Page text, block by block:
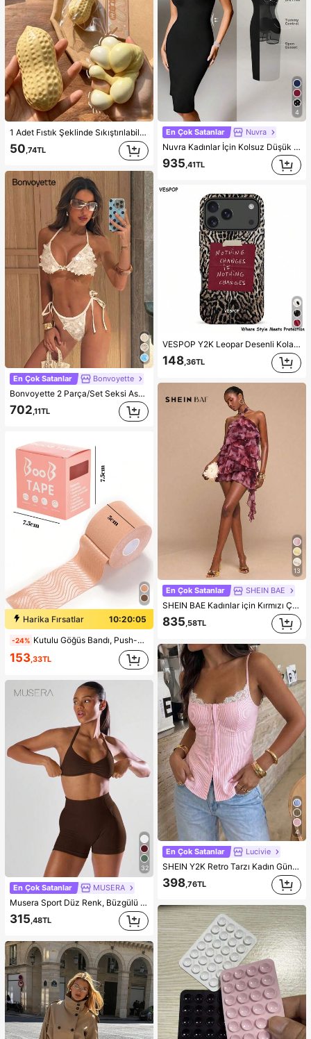
1 Adet Fıstık Şeklinde Sıkıştırılabilir Stres Oyuncağı, Ofis Rahatlaması ve Parti Etkileşimi İçin Uygun, Doğum Günü, Tatil ve Aile Toplantıları İçin Hediye, Stres Giderici
50,74TL
En Çok Satanlar Bonvoyette
Bonvoyette 2 Parça/Set Seksi Askılı Düz Renk Payetli Bikini Mayo, İlkbahar/Yaz
702,11TL
Harika Fırsatlar 10:20:05
-24% Kutulu Göğüs Bandı, Push-Up Göğüs Bandajı, Kadınlar İçin Görünmez Yapışkanlı Göğüs Petalları, Düğün
153,33TL
32
En Çok Satanlar MUSERA
Musera Sport Düz Renk, Büzgülü Göğüs Kısmı, Açık Sırtlı Askılı Spor Sütyeni, Aktif Kullanım, Rahat Egzersiz, Spor Salonu, Koşu, Koşu Kulübü, Padel, Tenis, Pickleball, Fitness, Yoga, Pilates, Günlük Rahat Kullanım
315,48TL
4
En Çok Satanlar Nuvra
Nuvra Kadınlar İçin Kolsuz Düşük Kesimli Çift Katmanlı Karın Toparlayıcı Şekillendirici Elbise Astarlı, Bel Sıkılaştırıcı, Kalça Kaldırıcı, Orta Boy Vücut Şekillendirici Elbise
935 ,41TL
VESPOP Y2K Leopar Desenli Kolaj - 2'si 1 Arada Telefon Kılıfı, 17/16/15/14/13/12/11 Pro Max/Pro Plus/12 Mini/13 Mini, Galaxy S26 S25 S24 S23 S22 S21 Plus Ultra, Pixel 8 9 10 ile Uyumlu (Leopar Desenli Kolaj + Raw Slogan)
148,36TL
13
En Çok Satanlar SHEIN BAE
SHEIN BAE Kadınlar için Kırmızı Çiçekli Batik Desenli Askılı Yaka Fırfırlı Etekli Mini Elbise, Parti, Tatil, Ziyafet, Düğün, Gece Dışarı Çıkma, Romantik Buluşma, İlkbahar/Yaz İçin Uygundur
835,58TL
4
En Çok Satanlar Lucivie
SHEIN Y2K Retro Tarzı Kadın Günlük ve Seksi Yazlık Kontrast Dantel Ön Düğmeli Askılı Bluz, Mavi ve Beyaz Çizgili, Siyah Dantel Detaylı, Günlük Giyim, Parti, Romantik Buluşmalar, Tatil ve Şık Kız Kulübü İçin Uygun.
398,76TL